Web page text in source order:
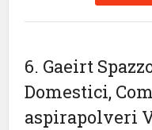
6. Gaeirt
Domestici,
aspirapolveri